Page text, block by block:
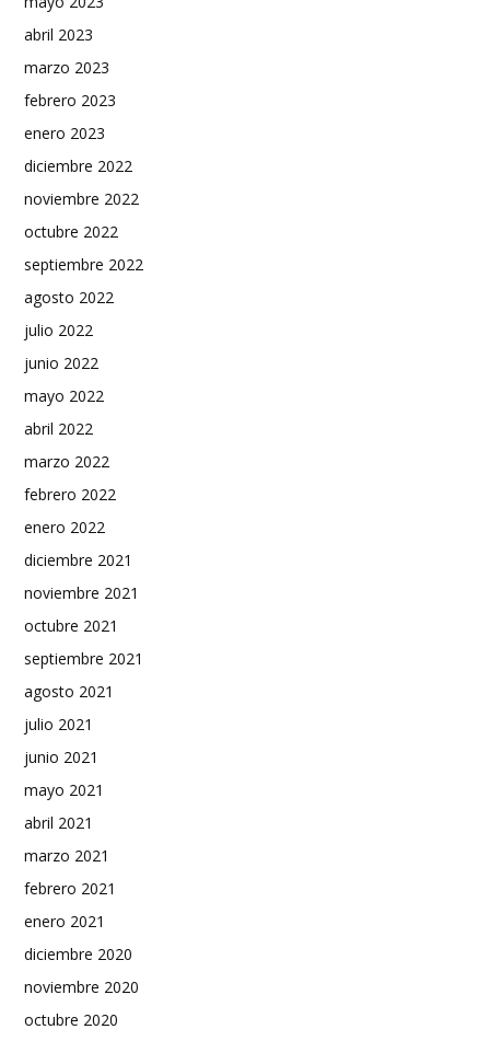
abril 2023
marzo 2023
febrero 2023
enero 2023
diciembre 2022
noviembre 2022
octubre 2022
septiembre 2022
agosto 2022
julio 2022
junio 2022
mayo 2022
abril 2022
marzo 2022
febrero 2022
enero 2022
diciembre 2021
noviembre 2021
octubre 2021
septiembre 2021
agosto 2021
julio 2021
junio 2021
mayo 2021
abril 2021
marzo 2021
febrero 2021
enero 2021
diciembre 2020
noviembre 2020
octubre 2020